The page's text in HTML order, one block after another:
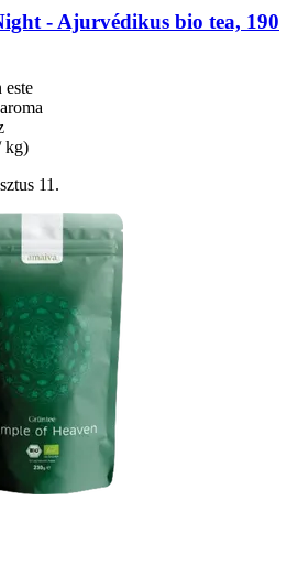
-​ Ajurvédikus bio tea, 190
este
kg)
11.